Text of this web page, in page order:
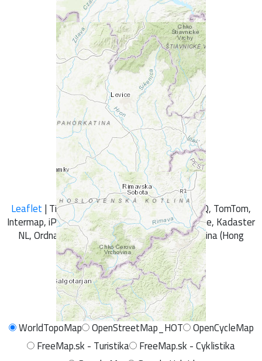
WorldTopoMap OpenStreetMap_HOT OpenCycleMap
FreeMap.sk - Turistika FreeMap.sk - Cyklistika
+-
Leaflet| Tiles © Esri — Esri, DeLorme, NAVTEQ, TomTom,
Intermap, iPC, USGS, FAO, NPS, NRCAN, GeoBase, Kadaster
NL, Ordnance Survey, Esri Japan, METI, Esri China (Hong
Kong), and the GIS User Community